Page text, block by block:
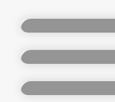
WALD 2024
Raporu
Montaj
Sayfaları
Hizmetleri
WALD
Koruma,
WALD